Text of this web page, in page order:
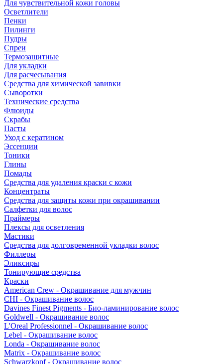
Для чувствительной кожи головы
Осветлители
Пенки
Пилинги
Пудры
Спреи
Термозащитные
Для укладки
Для расчесывания
Средства для химической завивки
Сыворотки
Технические средства
Флюиды
Скрабы
Пасты
Уход с кератином
Эссенции
Тоники
Глины
Помады
Средства для удаления краски с кожи
Концентраты
Средства для защиты кожи при окрашивании
Салфетки для волос
Праймеры
Плексы для осветления
Мастики
Средства для долговременной укладки волос
Филлеры
Эликсиры
Тонирующие средства
Краски
American Crew - Окрашивание для мужчин
CHI - Окрашивание волос
Davines Finest Pigments - Био-ламинирование волос
Goldwell - Окрашивание волос
L'Oreal Professionnel - Окрашивание волос
Lebel - Окрашивание волос
Londa - Окрашивание волос
Matrix - Окрашивание волос
Schwarzkopf - Окрашивание волос